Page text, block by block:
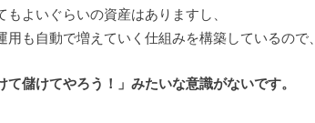
もよいぐらいの資産はありますし、
用も自動で増えていく仕組みを構築しているので、
て儲けてやろう！」みたいな意識がないです。